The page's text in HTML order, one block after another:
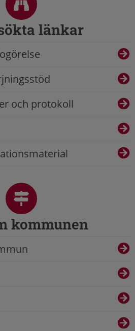
länkar
och protokoll
kommunen